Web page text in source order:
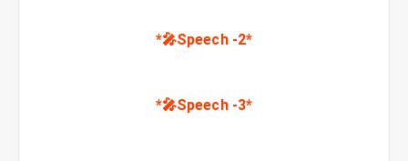
*🎤Speech -2*
*🎤Speech -3*